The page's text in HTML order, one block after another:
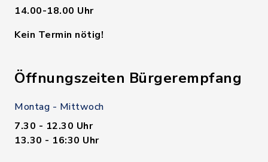
14.00-18.00 Uhr
Kein Termin nötig!
Öffnungszeiten Bürgerempfang
Montag - Mittwoch
7.30 - 12.30 Uhr
13.30 - 16:30 Uhr